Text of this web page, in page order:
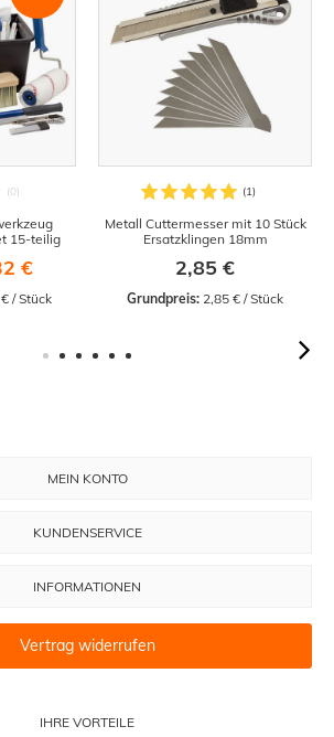
15-teilig
€
/ Stück
Metall Cuttermesser mit 10 Stück
Ersatzklingen 18mm
2,85 €
Grundpreis: 2,85 € / Stück
IHRE VORTEILE
MEIN KONTO
KUNDENSERVICE
INFORMATIONEN
Vertrag widerrufen